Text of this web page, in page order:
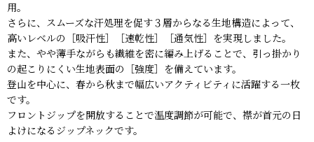
用。
さらに、スムーズな汗処理を促す３層からなる生地構造によって、
高いレベルの［吸汗性］［速乾性］［通気性］を実現しました。
また、やや薄手ながらも繊維を密に編み上げることで、引っ掛かり
の起こりにくい生地表面の［強度］を備えています。
登山を中心に、春から秋まで幅広いアクティビティに活躍する一枚
です。
フロントジップを開放することで温度調節が可能で、襟が首元の日
よけになるジップネックです。